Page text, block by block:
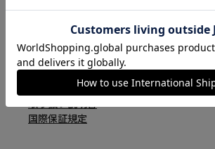
国際保証規定